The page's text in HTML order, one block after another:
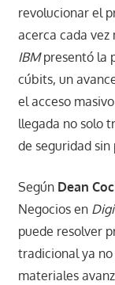
revolucionar el
acerca cada vez
IBMpresentó la
cúbits, un
el acceso
llegada no solo
de seguridad sin
Según Dean
Negocios en
puede resolver
tradicional ya no
materiales